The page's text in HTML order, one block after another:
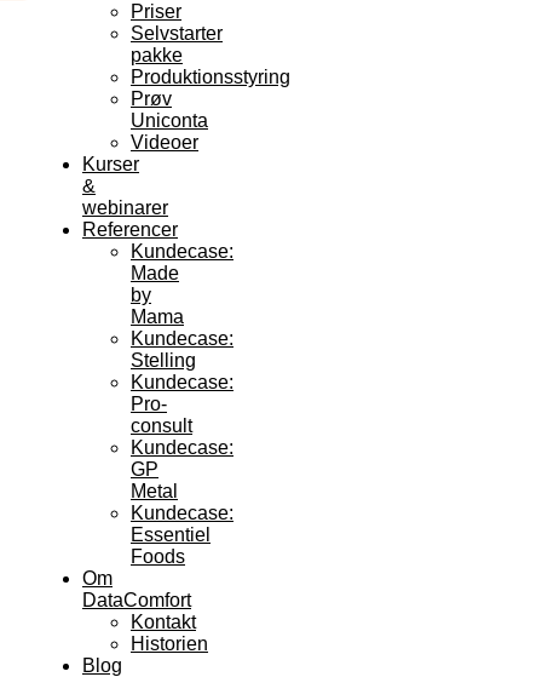
Priser
Selvstarter
pakke
Produktionsstyring
Prøv
Uniconta
Videoer
Kurser
&
webinarer
Referencer
Kundecase:
Made
by
Mama
Kundecase:
Stelling
Kundecase:
Pro-
consult
Kundecase:
GP
Metal
Kundecase:
Essentiel
Foods
Om
DataComfort
Kontakt
Historien
Blog